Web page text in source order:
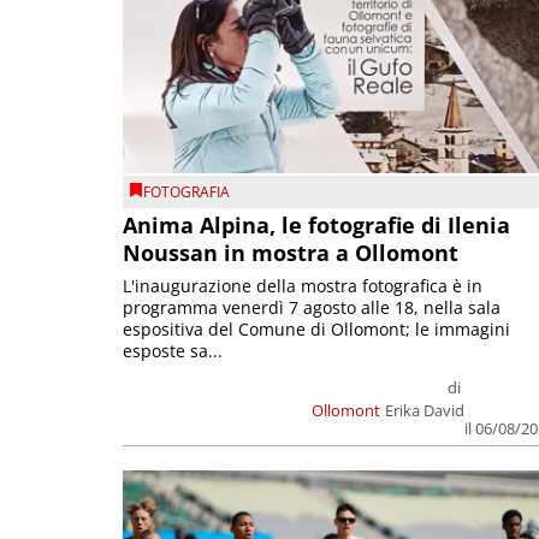
FOTOGRAFIA
Anima Alpina, le fotografie di Ilenia
Noussan in mostra a Ollomont
Ollomont
di
Erika David
il 06/08/
L'inaugurazione della mostra fotografica è in
programma venerdì 7 agosto alle 18, nella sala
espositiva del Comune di Ollomont; le immagini
esposte sa...